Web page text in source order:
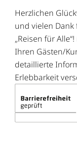
Herzlichen
und vielen
„Reisen für
Ihren Gästen/
detaillierte
Erlebbarkeit